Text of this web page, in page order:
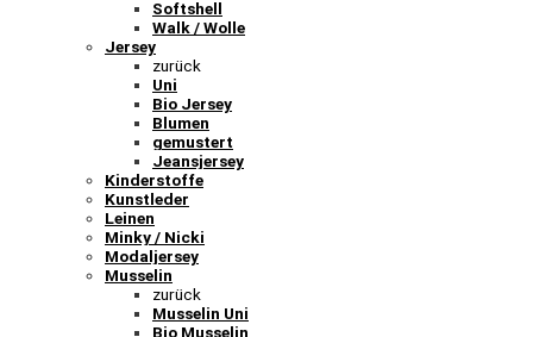
Softshell
Walk / Wolle
Jersey
zurück
Uni
Bio Jersey
Blumen
gemustert
Jeansjersey
Kinderstoffe
Kunstleder
Leinen
Minky / Nicki
Modaljersey
Musselin
zurück
Musselin Uni
Bio Musselin